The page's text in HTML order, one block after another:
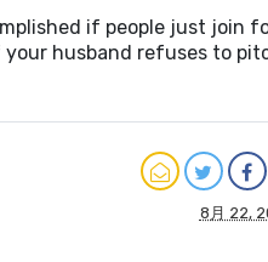
if people just join
your husband refuses to
8月 22,